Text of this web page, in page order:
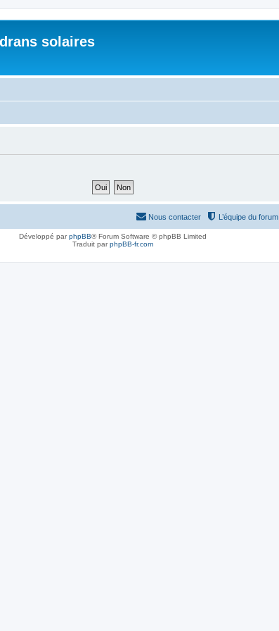
solaires
L’équipe du forum
Nous contacter
Développé parphpBB® Forum Software © phpBB Limited
Traduit parphpBB-fr.com